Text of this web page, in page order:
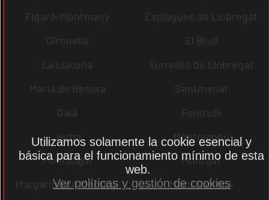
Figaró-Montmany
Esplugues de Llobregat
Gironella
El Brull
La Llacuna
Torrelles de Llobregat
Maria de Besora
Sentmenat
Gaià
Fontrubí
Jorba
Montmaneu
Montmajor
Montgat
Margarida de Montbui
Martí Sarroca
Utilizamos solamente la cookie esencial y
básica para el funcionamiento mínimo de esta
web.
Ver políticas y gestión de cookies